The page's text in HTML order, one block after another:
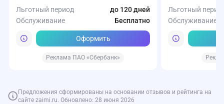
Льготный период
до 120 дней
Обслуживание
Бесплатно
Оформить
Реклама ПАО «Сбербанк»
Льготный
Обслуживание
Предложения сформированы на основании отзывов и рейтинга на
сайте zaimi.ru. Обновлено: 28 июня 2026